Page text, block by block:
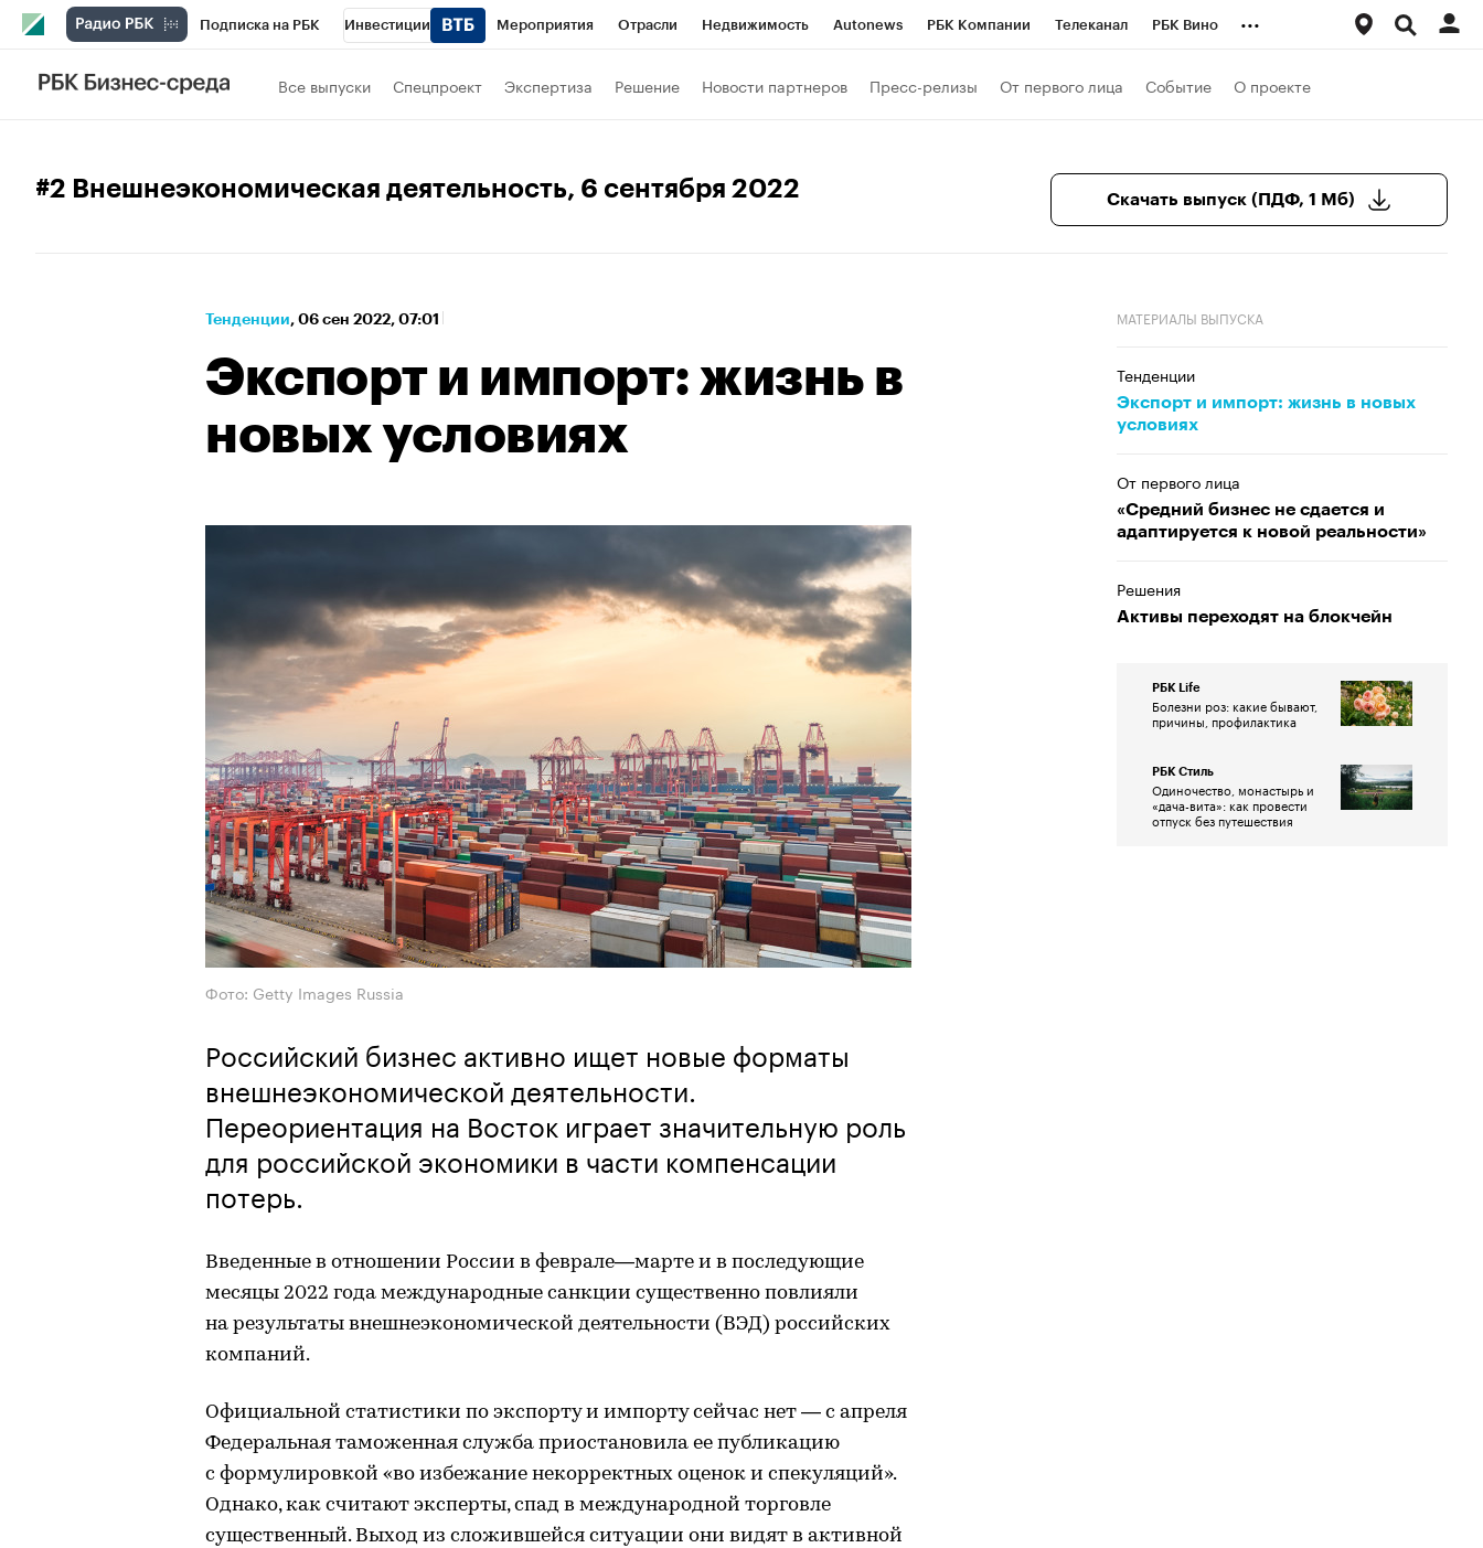
Подписка на РБК Инвестиции Мероприятия Отрасли Недвижимость Autonews РБК Компании Телеканал РБК Вино
Спорт
Проверка контрагентов Бизнес
...
Все выпуски Спецпроект Экспертиза Решение Новости партнеров Пресс-релизы От первого лица Событие О проекте
#2 Внешнеэкономическая деятельность, 6 сентября 2022 Скачать выпуск (ПДФ, 1 Мб)
Тенденции⁠, 06 сен 2022, 07:01
Экспорт и импорт: жизнь в
новых условиях
Фото: Getty Images Russia
Российский бизнес активно ищет новые форматы
внешнеэкономической деятельности.
Переориентация на Восток играет значительную роль
для российской экономики в части компенсации
потерь.
Введенные в отношении России в феврале—марте и в последующие
месяцы 2022 года международные санкции существенно повлияли
на результаты внешнеэкономической деятельности (ВЭД) российских
компаний.
Официальной статистики по экспорту и импорту сейчас нет — с апреля
Федеральная таможенная служба приостановила ее публикацию
с формулировкой «во избежание некорректных оценок и спекуляций».
Однако, как считают эксперты, спад в международной торговле
существенный. Выход из сложившейся ситуации они видят в активной
МАТЕРИАЛЫ ВЫПУСКА
Тенденции
Экспорт и импорт: жизнь в новых
условиях
От первого лица
«Средний бизнес не сдается и
адаптируется к новой реальности»
Решения
Активы переходят на блокчейн
РБК Life
Болезни роз: какие бывают,
причины, профилактика
РБК Стиль
Одиночество, монастырь и
«дача-вита»: как провести
отпуск без путешествия